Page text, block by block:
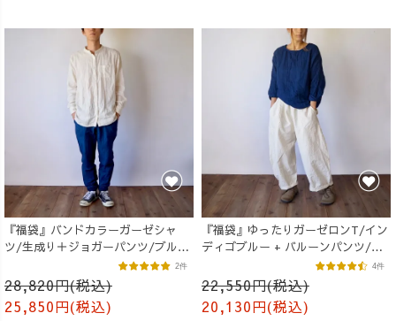
『福袋』バンドカラーガーゼシャ
ツ/生成り＋ジョガーパンツ/ブルー
28,820円(税込)
25,850円(税込)
2件
『福袋』ゆったりガーゼロンT/イン
ディゴブルー + バルーンパンツ/生
22,550円(税込)
20,130円(税込)
4件